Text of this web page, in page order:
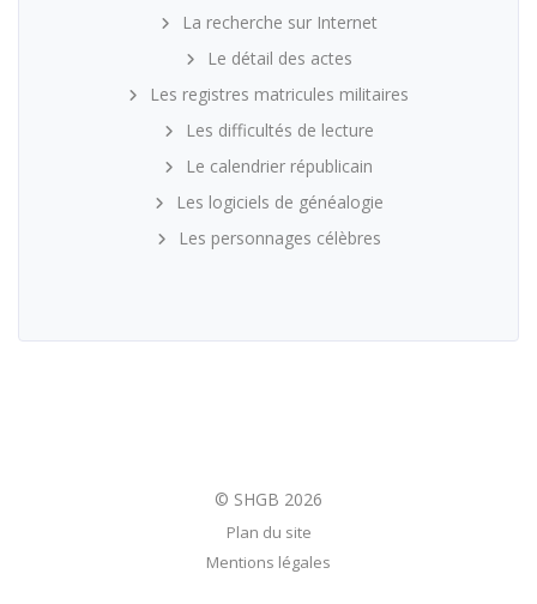
La recherche sur Internet
Le détail des actes
Les registres matricules militaires
Les difficultés de lecture
Le calendrier républicain
Les logiciels de généalogie
Les personnages célèbres
Plan du site
Mentions légales